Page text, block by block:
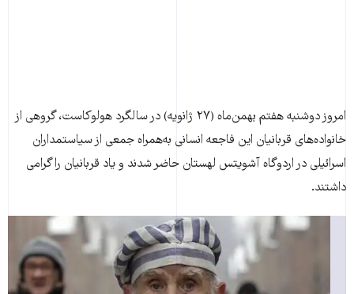
امروز دوشنبه هفتم بهمن‌ماه (۲۷ ژانويه) در سالگرد هولوکاست، گروهی از
خانواده‌های قربانيان اين فاجعه انسانی به‌همراه جمعی از سياستمداران
اسرائيلی در اردوگاه آشويتس لهستان حاضر شدند و ياد قربانيان را گرامی
داشتند.